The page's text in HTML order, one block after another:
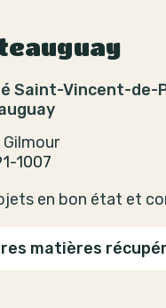
Saint-Vincent-de-
1007
en bon état et
matières